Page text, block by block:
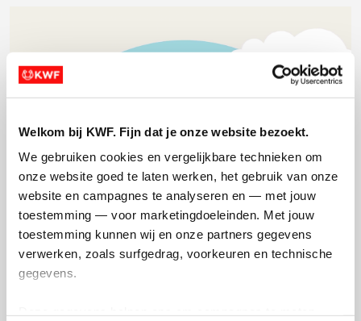
Welkom bij KWF. Fijn dat je onze website bezoekt.
We gebruiken cookies en vergelijkbare technieken om
onze website goed te laten werken, het gebruik van onze
website en campagnes te analyseren en — met jouw
toestemming — voor marketingdoeleinden. Met jouw
toestemming kunnen wij en onze partners gegevens
verwerken, zoals surfgedrag, voorkeuren en technische
gegevens.
KWF Kankerbestrijding
Kanker raakt ons allemaal. Jaarlijks sterven er zo'n
hiermee in Nederland doodsoorzaak nummer één.